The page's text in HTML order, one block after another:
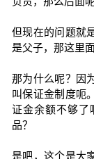
但现在的问题就
是父子，那这里
那为什么呢？因
叫保证金制度呃
证金余额不够了
品？
是吧，这个是大